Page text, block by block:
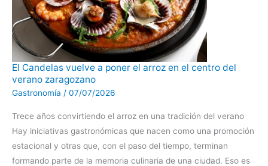
El Candelas vuelve a poner el arroz en el centro del
verano zaragozano
Gastronomía / 07/07/2026
Trece años convirtiendo el arroz en una tradición del verano
Hay iniciativas gastronómicas que nacen como una promoción
estacional y otras que, con el paso del tiempo, terminan
formando parte de la memoria culinaria de una ciudad. Eso es
El
Candelas
vuelve
poner
arroz
en
el
centro
del
verano
zaragozano